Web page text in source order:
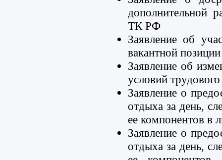
дополнительной
ТК РФ
Заявление об
вакантной позиции
Заявление об
условий
Заявление о
отдыха за день,
ее компонентов в
Заявление о
отдыха за день,